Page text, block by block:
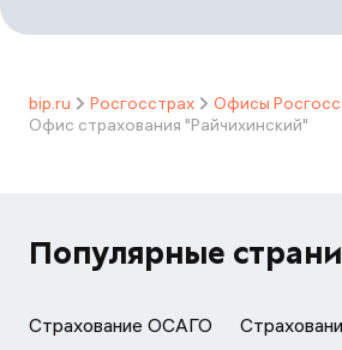
bip.ru Росгосстрах
Офисы
Офис страхования "Райчихинский"
Популярные
Страхование ОСАГО